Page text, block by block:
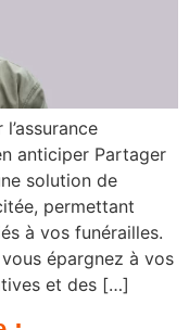
anticiper Partager
solution de
permettant
à vos funérailles.
épargnez à vos
et des […]